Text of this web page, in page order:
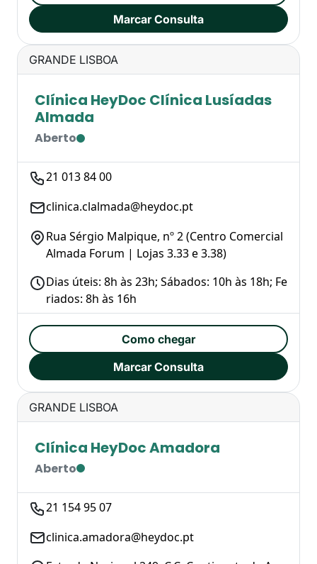
Marcar Consulta
GRANDE LISBOA
Clínica HeyDoc Clínica Lusíadas
Almada
Aberto
21 013 84 00
clinica.clalmada@heydoc.pt
Rua Sérgio Malpique, nº 2 (Centro Comercial
Almada Forum | Lojas 3.33 e 3.38​)
Dias úteis: 8h às 23h; Sábados: 10h às 18h; Fe
riados: 8h às 16h
Como chegar
Marcar Consulta
GRANDE LISBOA
Clínica HeyDoc Amadora
Aberto
21 154 95 07
clinica.amadora@heydoc.pt